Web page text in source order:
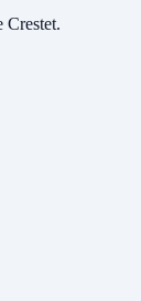
Crestet.